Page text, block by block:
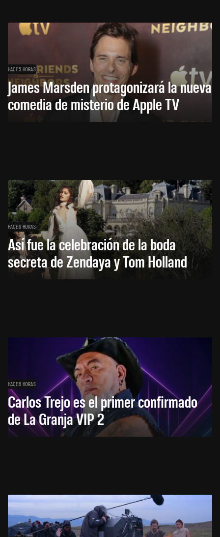
HACE 5 HORAS
James Marsden protagonizará la nueva
comedia de misterio de Apple TV
HACE 6 HORAS
Así fue la celebración de la boda
secreta de Zendaya y Tom Holland
HACE 6 HORAS
Carlos Trejo es el primer confirmado
de La Granja VIP 2